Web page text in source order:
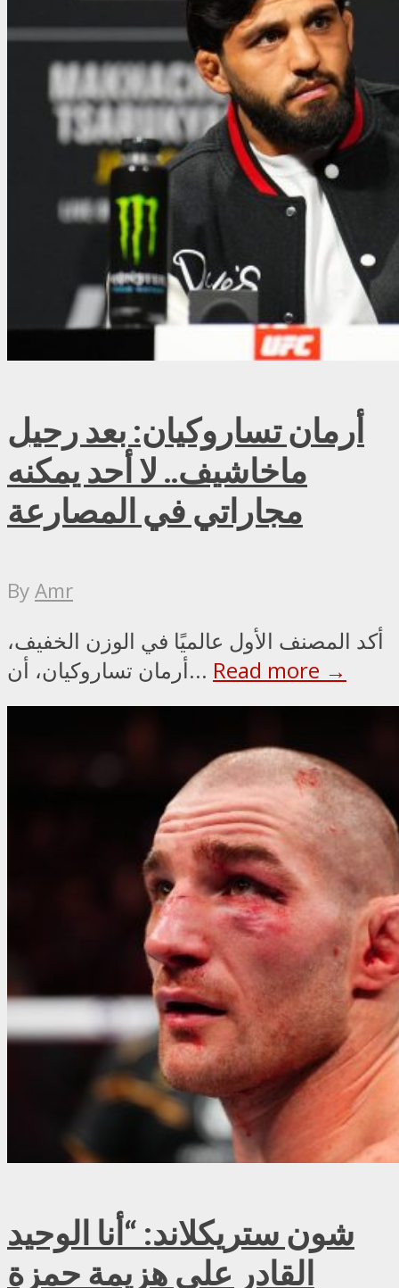
أرمان تساروكيان: بعد رحيل
ماخاشيف.. لا أحد يمكنه
مجاراتي في المصارعة
ByAmr
أكد المصنف الأول عالميًا في الوزن الخفيف،
أرمان تساروكيان، أن... Read more →
شون ستريكلاند: “أنا الوحيد
القادر على هزيمة حمزة